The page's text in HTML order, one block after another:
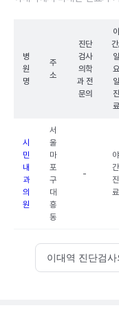
병
원
명
주
소
진단
검사
의학
과 전
문의
야
일
요
일
진
료
시
민
내
과
의
원
서
울
마
포
구
대
흥
동
-
야
간
진
료
이대역 진단검